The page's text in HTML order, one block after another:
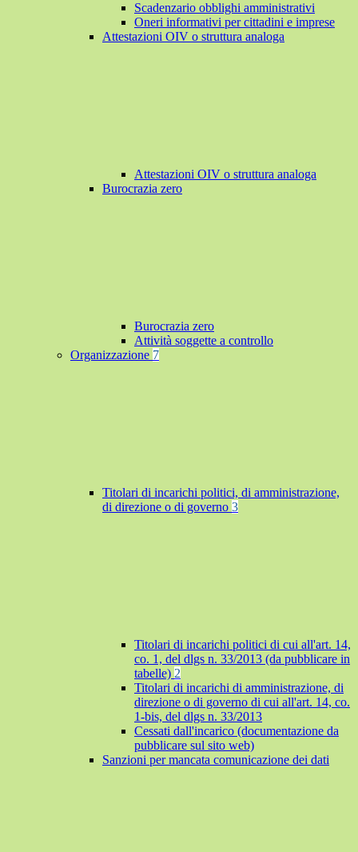
Scadenzario obblighi amministrativi
Oneri informativi per cittadini e imprese
Attestazioni OIV o struttura analoga
Attestazioni OIV o struttura analoga
Burocrazia zero
Burocrazia zero
Attività soggette a controllo
Organizzazione 7
Titolari di incarichi politici, di amministrazione,
di direzione o di governo 3
Titolari di incarichi politici di cui all'art. 14,
co. 1, del dlgs n. 33/2013 (da pubblicare in
tabelle) 2
Titolari di incarichi di amministrazione, di
direzione o di governo di cui all'art. 14, co.
1-bis, del dlgs n. 33/2013
Cessati dall'incarico (documentazione da
pubblicare sul sito web)
Sanzioni per mancata comunicazione dei dati